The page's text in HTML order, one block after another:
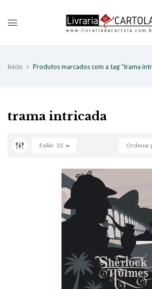
Início Produtos marcados com a tag “trama
trama intricada
Ordenar
Exibir 32